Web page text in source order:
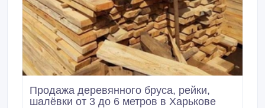
Продажа деревянного бруса, рейки,
шалёвки от 3 до 6 метров в Харькове